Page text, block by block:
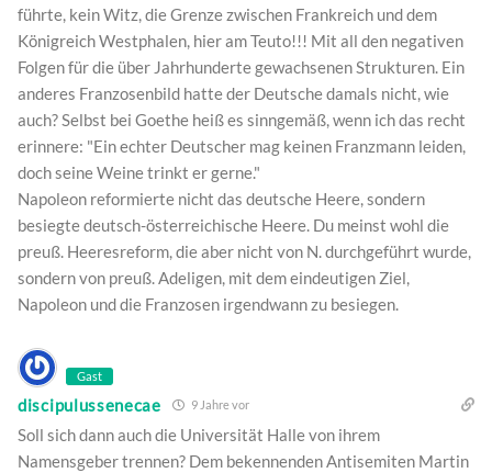
führte, kein Witz, die Grenze zwischen Frankreich und dem
Königreich Westphalen, hier am Teuto!!! Mit all den negativen
Folgen für die über Jahrhunderte gewachsenen Strukturen. Ein
anderes Franzosenbild hatte der Deutsche damals nicht, wie
auch? Selbst bei Goethe heiß es sinngemäß, wenn ich das recht
erinnere: "Ein echter Deutscher mag keinen Franzmann leiden,
doch seine Weine trinkt er gerne."
Napoleon reformierte nicht das deutsche Heere, sondern
besiegte deutsch-österreichische Heere. Du meinst wohl die
preuß. Heeresreform, die aber nicht von N. durchgeführt wurde,
sondern von preuß. Adeligen, mit dem eindeutigen Ziel,
Napoleon und die Franzosen irgendwann zu besiegen.
Gast
discipulussenecae 9 Jahre vor
Soll sich dann auch die Universität Halle von ihrem
Namensgeber trennen? Dem bekennenden Antisemiten Martin